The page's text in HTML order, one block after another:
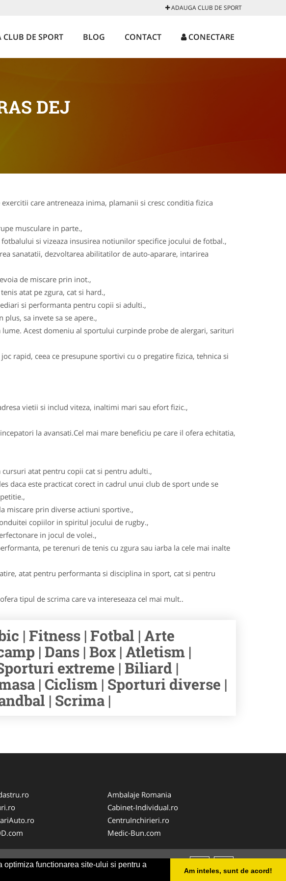
functionarea site-ului si pentru a
Am inteles, sunt de acord!
ADAUGA CLUB DE SPORT
CLUB DE SPORT BLOG CONTACT CONECTARE
DEJ
care antreneaza inima, plamanii si cresc conditia fizica
musculare in parte.,
si vizeaza insusirea notiunilor specifice jocului de fotbal.,
sanatatii, dezvoltarea abilitatilor de auto-aparare, intarirea
de miscare prin inot.,
atat pe zgura, cat si hard.,
si performanta pentru copii si adulti.,
sa invete sa se apere.,
Acest domeniu al sportului curpinde probe de alergari, sarituri
rapid, ceea ce presupune sportivi cu o pregatire fizica, tehnica si
vietii si includ viteza, inaltimi mari sau efort fizic.,
la avansati.Cel mai mare beneficiu pe care il ofera echitatia,
atat pentru copii cat si pentru adulti.,
daca este practicat corect in cadrul unui club de sport unde se
miscare prin diverse actiuni sportive.,
copiilor in spiritul jocului de rugby.,
in jocul de volei.,
pe terenuri de tenis cu zgura sau iarba la cele mai inalte
atat pentru performanta si disciplina in sport, cat si pentru
tipul de scrima care va intereseaza cel mai mult..
| Fitness | Fotbal | Arte
| Dans | Box | Atletism |
extreme | Biliard |
| Ciclism | Sporturi diverse |
| Scrima |
Ambalaje Romania
Cabinet-Individual.ro
CentruInchirieri.ro
Medic-Bun.com